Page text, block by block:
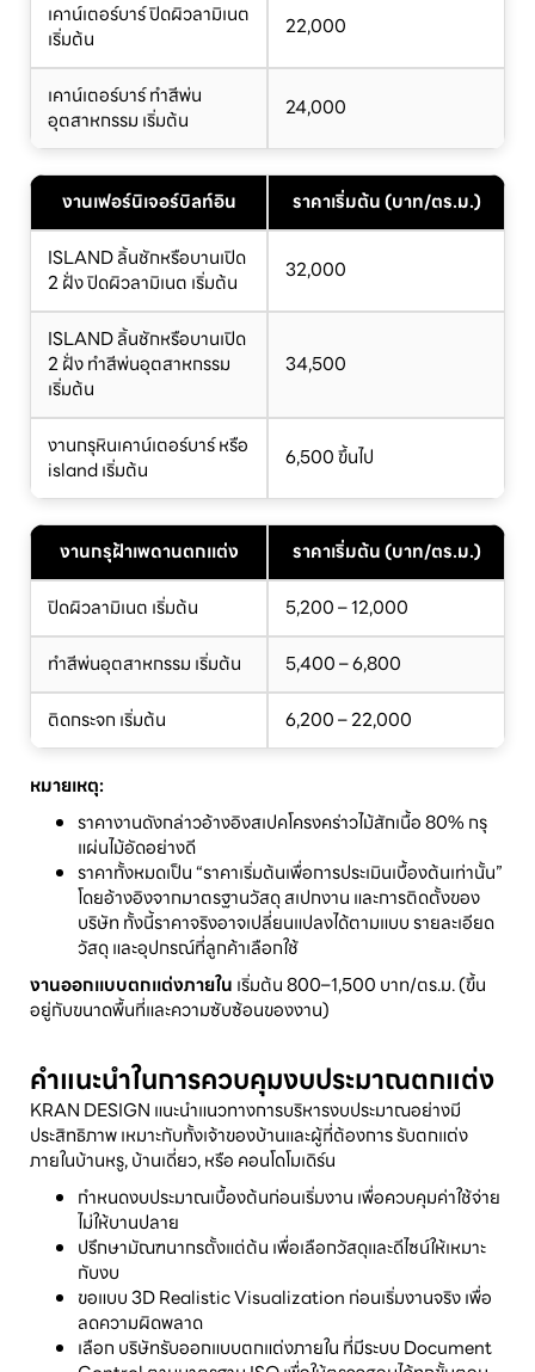
เคาน์เตอร์บาร์ ปิดผิวลามิเนต
เริ่มต้น
22,000
เคาน์เตอร์บาร์ ทำสีพ่น
อุตสาหกรรม เริ่มต้น
24,000
งานเฟอร์นิเจอร์บิลท์อิน
ราคาเริ่มต้น (บาท/ตร.ม.)
ISLAND ลิ้นชักหรือบานเปิด
2 ฝั่ง ปิดผิวลามิเนต เริ่มต้น
32,000
ISLAND ลิ้นชักหรือบานเปิด
2 ฝั่ง ทำสีพ่นอุตสาหกรรม
เริ่มต้น
34,500
งานกรุหินเคาน์เตอร์บาร์ หรือ
island เริ่มต้น
6,500 ขึ้นไป
งานกรุฝ้าเพดานตกแต่ง
ราคาเริ่มต้น (บาท/ตร.ม.)
ปิดผิวลามิเนต เริ่มต้น
5,200 – 12,000
ทำสีพ่นอุตสาหกรรม เริ่มต้น
5,400 – 6,800
ติดกระจก เริ่มต้น
6,200 – 22,000
หมายเหตุ:
ราคางานดังกล่าวอ้างอิงสเปคโครงคร่าวไม้สักเนื้อ 80% กรุ
แผ่นไม้อัดอย่างดี
ราคาทั้งหมดเป็น “ราคาเริ่มต้นเพื่อการประเมินเบื้องต้นเท่านั้น”
โดยอ้างอิงจากมาตรฐานวัสดุ สเปกงาน และการติดตั้งของ
บริษัท ทั้งนี้ราคาจริงอาจเปลี่ยนแปลงได้ตามแบบ รายละเอียด
วัสดุ และอุปกรณ์ที่ลูกค้าเลือกใช้
งานออกแบบตกแต่งภายใน เริ่มต้น 800–1,500 บาท/ตร.ม. (ขึ้น
อยู่กับขนาดพื้นที่และความซับซ้อนของงาน)
คำแนะนำในการควบคุมงบประมาณตกแต่ง
KRAN DESIGN แนะนำแนวทางการบริหารงบประมาณอย่างมี
ประสิทธิภาพ เหมาะกับทั้งเจ้าของบ้านและผู้ที่ต้องการ รับตกแต่ง
ภายในบ้านหรู, บ้านเดี่ยว, หรือ คอนโดโมเดิร์น
กำหนดงบประมาณเบื้องต้นก่อนเริ่มงาน เพื่อควบคุมค่าใช้จ่าย
ไม่ให้บานปลาย
ปรึกษามัณฑนากรตั้งแต่ต้น เพื่อเลือกวัสดุและดีไซน์ให้เหมาะ
กับงบ
ขอแบบ 3D Realistic Visualization ก่อนเริ่มงานจริง เพื่อ
ลดความผิดพลาด
เลือก บริษัทรับออกแบบตกแต่งภายใน ที่มีระบบ Document